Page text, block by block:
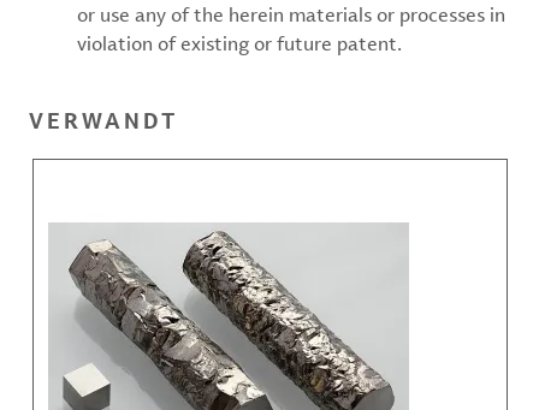
or use any of the herein materials or processes in
violation of existing or future patent.
VERWANDT